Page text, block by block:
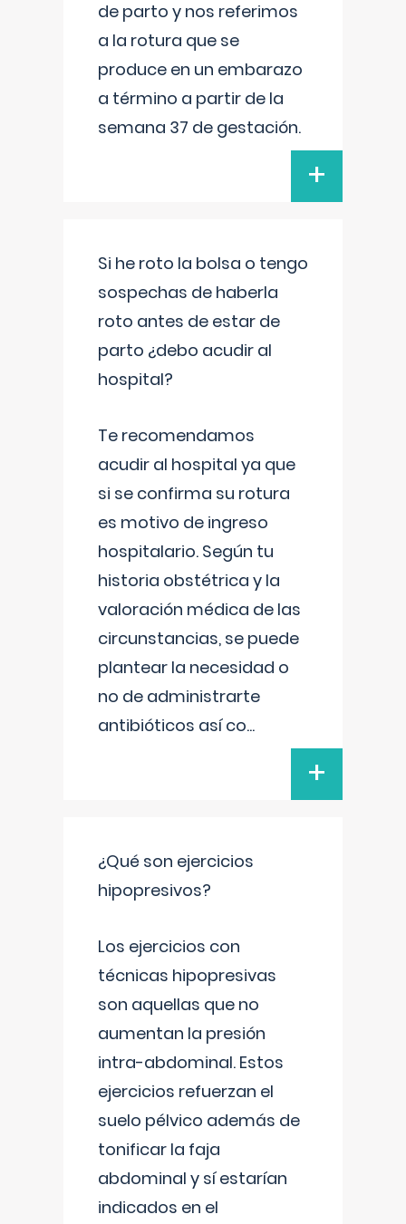
de parto y nos referimos
a la rotura que se
produce en un embarazo
a término a partir de la
semana 37 de gestación.
+
Si he roto la bolsa o tengo
sospechas de haberla
roto antes de estar de
parto ¿debo acudir al
hospital?
Te recomendamos
acudir al hospital ya que
si se confirma su rotura
es motivo de ingreso
hospitalario. Según tu
historia obstétrica y la
valoración médica de las
circunstancias, se puede
plantear la necesidad o
no de administrarte
antibióticos así co...
+
¿Qué son ejercicios
hipopresivos?
Los ejercicios con
técnicas hipopresivas
son aquellas que no
aumentan la presión
intra-abdominal. Estos
ejercicios refuerzan el
suelo pélvico además de
tonificar la faja
abdominal y sí estarían
indicados en el